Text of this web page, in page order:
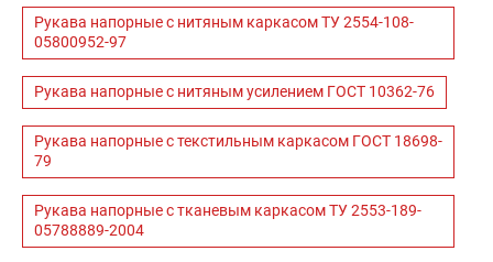
Рукава напорные с нитяным каркасом ТУ 2554-108-
05800952-97
Рукава напорные с нитяным усилением ГОСТ 10362-76
Рукава напорные с текстильным каркасом ГОСТ 18698-
79
Рукава напорные с тканевым каркасом ТУ 2553-189-
05788889-2004